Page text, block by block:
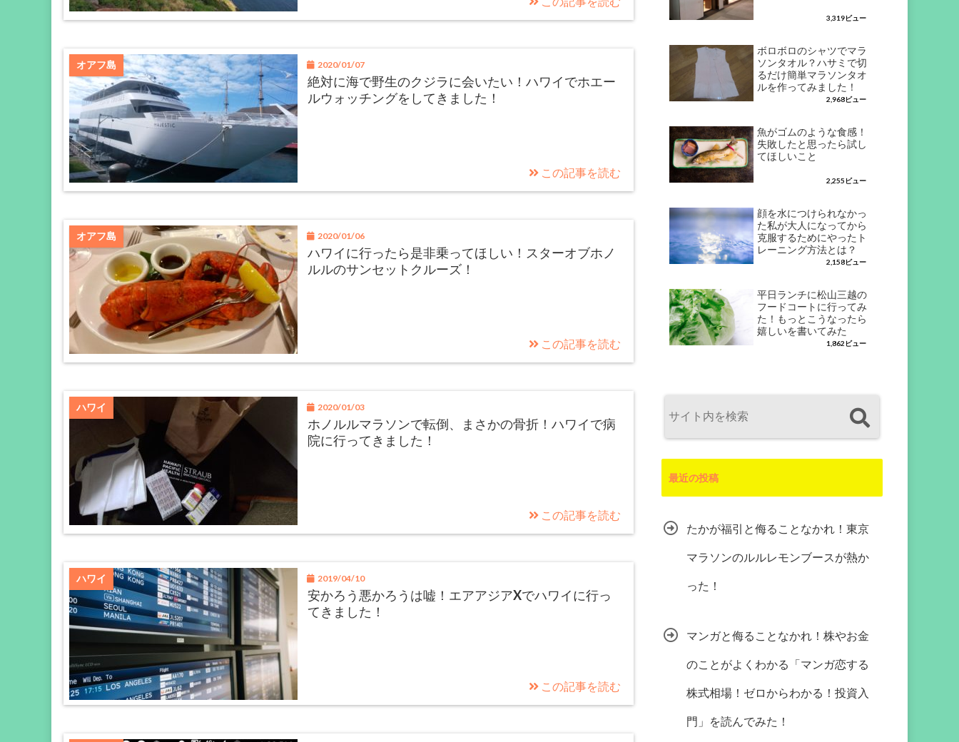
オアフ島 2020/01/07
絶対に海で野生のクジラに会いたい！ハワイでホエー
ルウォッチングをしてきました！
この記事を読む
オアフ島 2020/01/06
ハワイに行ったら是非乗ってほしい！スターオブホノ
ルルのサンセットクルーズ！
この記事を読む
ハワイ 2020/01/03
ホノルルマラソンで転倒、まさかの骨折！ハワイで病
院に行ってきました！
この記事を読む
ハワイ 2019/04/10
安かろう悪かろうは嘘！エアアジアXでハワイに行っ
てきました！
この記事を読む
3,319ビュー
ボロボロのシャツでマラ
ソンタオル？ハサミで切
るだけ簡単マラソンタオ
ルを作ってみました！
2,968ビュー
魚がゴムのような食感！
失敗したと思ったら試し
てほしいこと
2,255ビュー
顔を水につけられなかっ
た私が大人になってから
克服するためにやったト
レーニング方法とは？
2,158ビュー
平日ランチに松山三越の
フードコートに行ってみ
た！もっとこうなったら
嬉しいを書いてみた
1,862ビュー
最近の投稿
たかが福引と侮ることなかれ！東京
マラソンのルルレモンブースが熱か
った！
マンガと侮ることなかれ！株やお金
のことがよくわかる「マンガ恋する
株式相場！ゼロからわかる！投資入
門」を読んでみた！